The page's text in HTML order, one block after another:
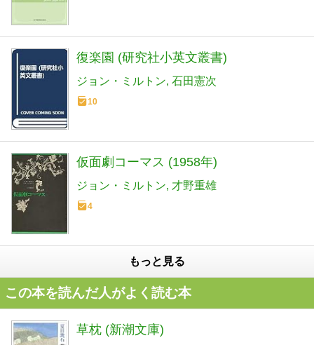
復楽園 (研究社小英文叢書)
ジョン・ミルトン 石田憲次
10
仮面劇コーマス (1958年)
ジョン・ミルトン 才野重雄
4
もっと見る
この本を読んだ人がよく読む本
草枕 (新潮文庫)